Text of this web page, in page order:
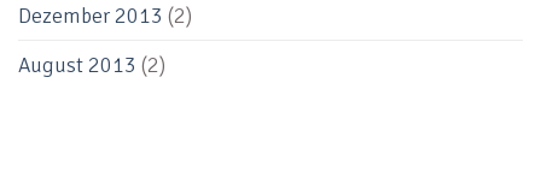
Dezember 2013 (2)
August 2013 (2)